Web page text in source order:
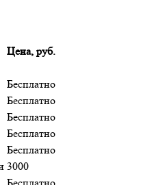
Цена, руб.
Бесплатно
Бесплатно
Бесплатно
Бесплатно
Бесплатно
3000